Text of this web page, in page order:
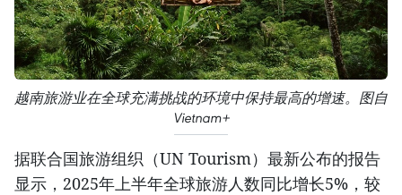
越南旅游业在全球充满挑战的环境中保持最高的增速。图自
Vietnam+
据联合国旅游组织（UN Tourism）最新公布的报告
显示，2025年上半年全球旅游人数同比增长5%，较